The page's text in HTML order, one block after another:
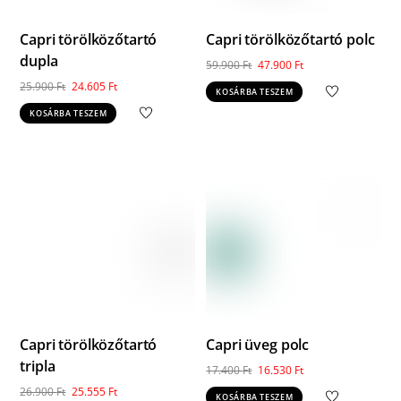
Capri törölközőtartó
dupla
25.900Ft Original
price
was:
24.605 FtCurrent
price
KOSÁRBA TESZEM
Capri törölközőtartó polc
59.900Ft Original
price
was:
47.900 FtCurrent
price
KOSÁRBA TESZEM
Capri törölközőtartó
tripla
26.900Ft Original
25.555 FtCurrent
Capri üveg polc
17.400Ft Original
price
16.530 FtCurrent
price
KOSÁRBA TESZEM